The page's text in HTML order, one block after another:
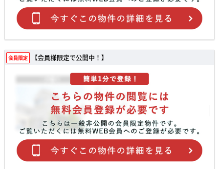
会員限定 【会員様限定で公開中！】